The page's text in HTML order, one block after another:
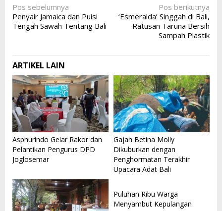
Navigasi
pos
Pos sebelumnya
Penyair Jamaica dan Puisi
Tengah Sawah Tentang Bali
Pos berikutnya
‘Esmeralda’ Singgah di Bali,
Ratusan Taruna Bersih
Sampah Plastik
ARTIKEL LAIN
Asphurindo Gelar Rakor dan
Pelantikan Pengurus DPD
Joglosemar
Gajah Betina Molly
Dikuburkan dengan
Penghormatan Terakhir
Upacara Adat Bali
Puluhan Ribu Warga
Menyambut Kepulangan